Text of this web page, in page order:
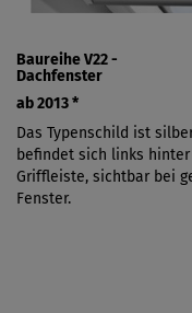
Baureihe V22 -
Dachfenster
ab 2013*
Das Typenschild ist
befindet sich links
Griffleiste, sichtbar bei
Fenster.